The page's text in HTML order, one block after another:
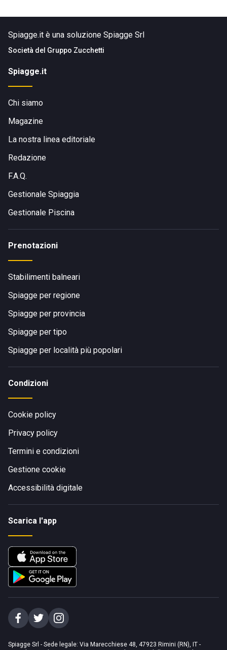
Spiagge.it è una soluzione Spiagge Srl
Società del Gruppo Zucchetti
Spiagge.it
Chi siamo
Magazine
La nostra linea editoriale
Redazione
F.A.Q.
Gestionale Spiaggia
Gestionale Piscina
Prenotazioni
Stabilimenti balneari
Spiagge per regione
Spiagge per provincia
Spiagge per tipo
Spiagge per località più popolari
Condizioni
Cookie policy
Privacy policy
Termini e condizioni
Gestione cookie
Accessibilità digitale
Scarica l'app
Spiagge Srl - Sede legale: Via Marecchiese 48, 47923 Rimini (RN), IT -